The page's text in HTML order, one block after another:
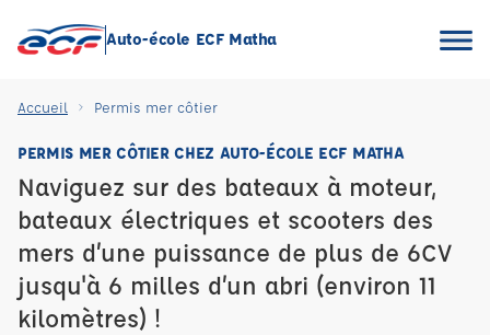
Auto-école ECF Matha
Accueil Permis mer côtier
PERMIS MER CÔTIER CHEZ AUTO-ÉCOLE ECF MATHA
Naviguez sur des bateaux à moteur,
bateaux électriques et scooters des
mers d’une puissance de plus de 6CV
jusqu'à 6 milles d’un abri (environ 11
kilomètres) !